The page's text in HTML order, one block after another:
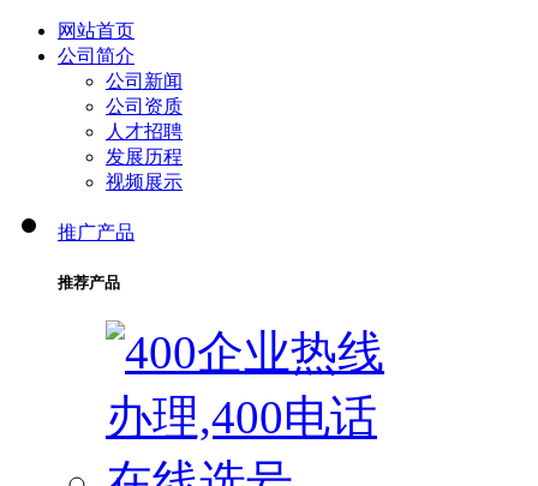
网站首页
公司简介
公司新闻
公司资质
人才招聘
发展历程
视频展示
推广产品
推荐产品